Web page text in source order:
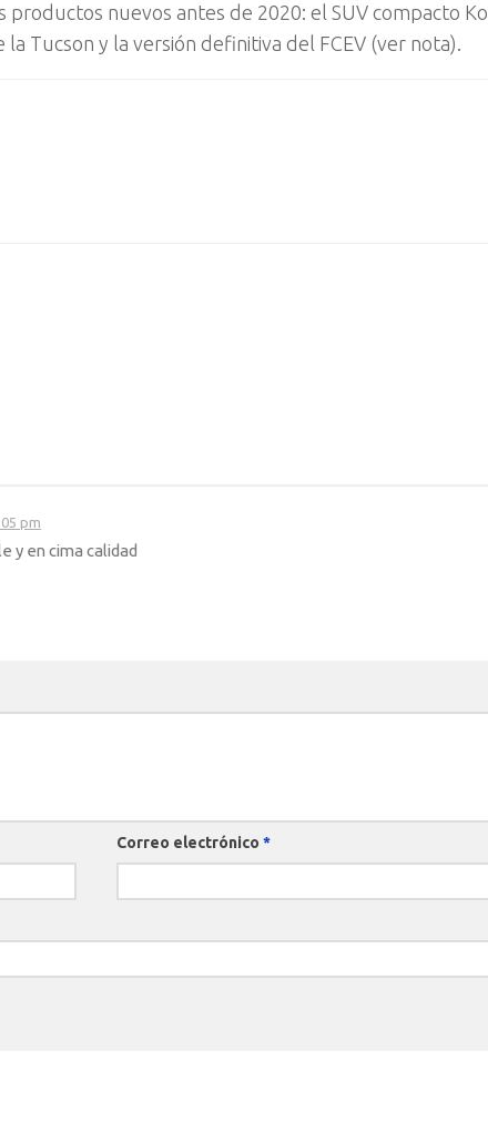
nuevos antes de 2020: el SUV compacto
Tucson y la versión definitiva del FCEV (ver nota).
pm
y en cima calidad
Correo electrónico*